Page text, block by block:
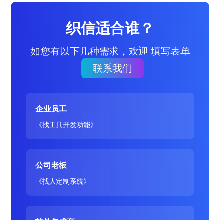
织信适合谁？
如您有以下几种需求，欢迎 填写表单
联系我们
企业员工
《找工具开发功能》
公司老板
《找人定制系统》